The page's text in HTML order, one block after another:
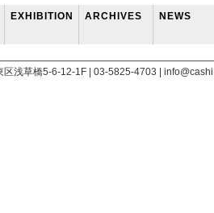
EXHIBITION ARCHIVES NEWS
区浅草橋5-6-12-1F | 03-5825-4703 |